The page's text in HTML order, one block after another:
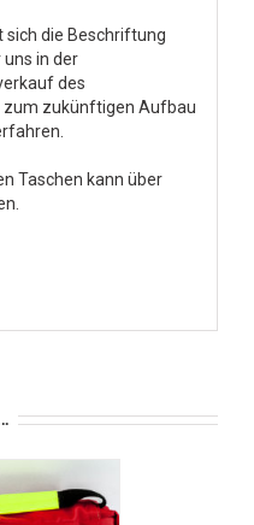
sich die Beschriftung
in der
des
zum zukünftigen Aufbau
Taschen kann über